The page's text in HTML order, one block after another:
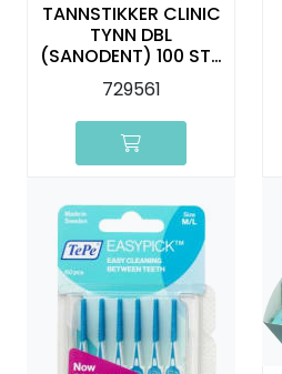
TANNSTIKKER CLINIC
TYNN DBL
(SANODENT) 100 STK
JORDAN
729561